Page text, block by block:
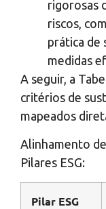
rigorosas
riscos,
prática de
medidas
A seguir, a
critérios de
mapeados
Alinhamento
Pilares ESG:
Pilar ESG